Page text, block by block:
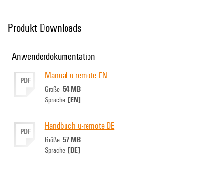
Produkt Downloads
Anwenderdokumentation
PDF Manual u-remote EN
Größe 54 MB
Sprache [EN]
PDF Handbuch u-remote DE
Größe 57 MB
Sprache [DE]